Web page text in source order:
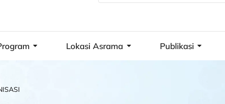
Lokasi Asrama Publikasi